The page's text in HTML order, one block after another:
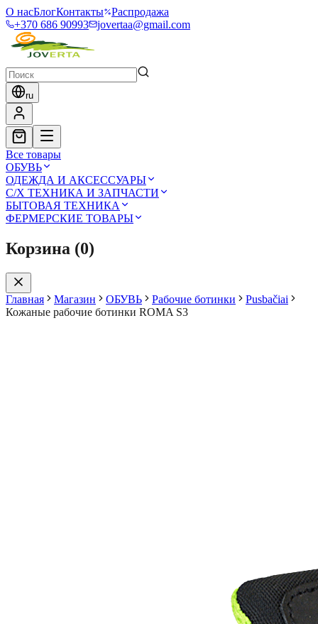
О насБлогКонтакты
Распродажа
+370 686 90993
jovertaa@gmail.com
ru
Все товары
ОБУВЬ
ОДЕЖДА И АКСЕССУАРЫ
С/Х ТЕХНИКА И ЗАПЧАСТИ
БЫТОВАЯ ТЕХНИКА
ФЕРМЕРСКИЕ ТОВАРЫ
Корзина (0)
Главная Магазин ОБУВЬ Рабочие ботинки
Pusbačiai
Кожаные рабочие ботинки ROMA S3